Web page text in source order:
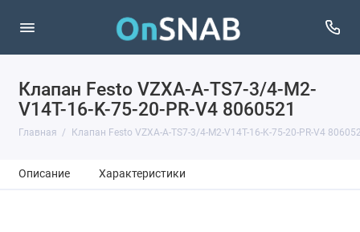
Клапан Festo VZXA-A-TS7-3/4-M2-
V14T-16-K-75-20-PR-V4 8060521
Главная Клапан Festo VZXA-A-TS7-3/4-M2-V14T-16-K-75-20-PR-V4
Описание Характеристики